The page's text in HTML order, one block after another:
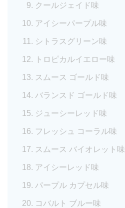
クールジェイド味
アイシーパープル味
シトラスグリーン味
トロピカルイエロー味
スムース ゴールド味
バランスド ゴールド味
ジューシーレッド味
フレッシュ コーラル味
スムース バイオレット味
アイシーレッド味
パープル カプセル味
コバルト ブルー味